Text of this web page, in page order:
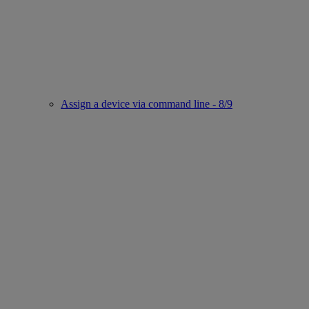
Assign a device via command line - 8/9